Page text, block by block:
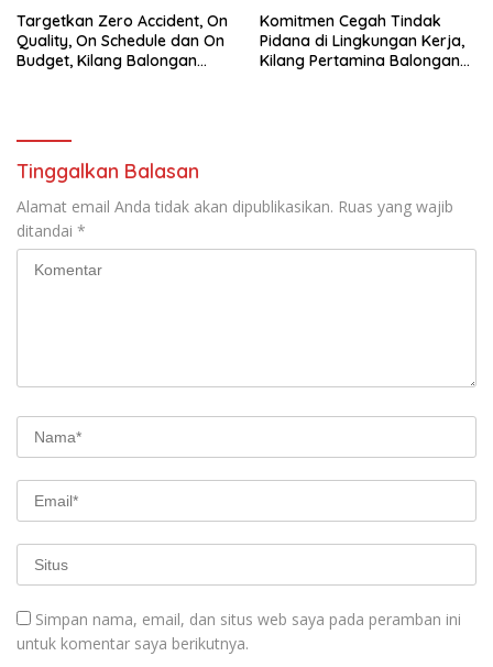
Targetkan Zero Accident, On
Quality, On Schedule dan On
Budget, Kilang Balongan
Komitmen Cegah Tindak
Pidana di Lingkungan Kerja,
Kilang Pertamina Balongan
Tinggalkan Balasan
Alamat email Anda tidak akan dipublikasikan. Ruas yang wajib
ditandai *
Simpan nama, email, dan situs web saya pada peramban ini
untuk komentar saya berikutnya.